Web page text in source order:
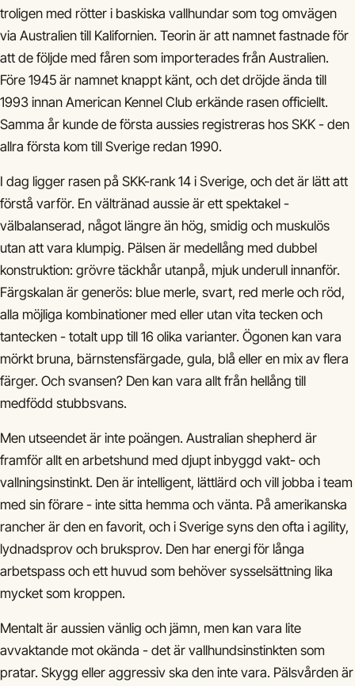
troligen med rötter i baskiska vallhundar som tog omvägen
via Australien till Kalifornien. Teorin är att namnet fastnade för
att de följde med fåren som importerades från Australien.
Före 1945 är namnet knappt känt, och det dröjde ända till
1993 innan American Kennel Club erkände rasen officiellt.
Samma år kunde de första aussies registreras hos SKK - den
allra första kom till Sverige redan 1990.
I dag ligger rasen på SKK-rank 14 i Sverige, och det är lätt att
förstå varför. En vältränad aussie är ett spektakel -
välbalanserad, något längre än hög, smidig och muskulös
utan att vara klumpig. Pälsen är medellång med dubbel
konstruktion: grövre täckhår utanpå, mjuk underull innanför.
Färgskalan är generös: blue merle, svart, red merle och röd,
alla möjliga kombinationer med eller utan vita tecken och
tantecken - totalt upp till 16 olika varianter. Ögonen kan vara
mörkt bruna, bärnstensfärgade, gula, blå eller en mix av flera
färger. Och svansen? Den kan vara allt från hellång till
medfödd stubbsvans.
Men utseendet är inte poängen. Australian shepherd är
framför allt en arbetshund med djupt inbyggd vakt- och
vallningsinstinkt. Den är intelligent, lättlärd och vill jobba i team
med sin förare - inte sitta hemma och vänta. På amerikanska
rancher är den en favorit, och i Sverige syns den ofta i agility,
lydnadsprov och bruksprov. Den har energi för långa
arbetspass och ett huvud som behöver sysselsättning lika
mycket som kroppen.
Mentalt är aussien vänlig och jämn, men kan vara lite
avvaktande mot okända - det är vallhundsinstinkten som
pratar. Skygg eller aggressiv ska den inte vara. Pälsvården är